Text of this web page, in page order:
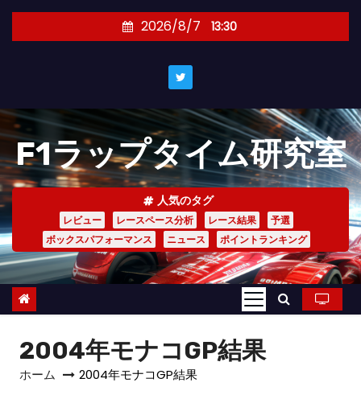
キ
ッ
プ
2026/8/7 13:30
F1ラップタイム研究室
人気のタグ
レビュー レースペース分析 レース結果
予選
ボックスパフォーマンス
ニュース ポイントランキング
2004年モナコGP結果
ホーム 2004年モナコGP結果